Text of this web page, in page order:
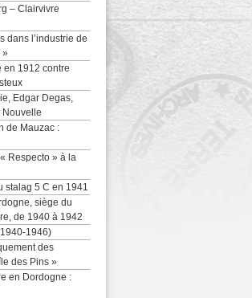
– Clairvivre
dans l’industrie de
»
en 1912 contre
Edgar Degas,
de Mauzac :
Respecto » à la
stalag 5 C en 1941
siège du
de 1940 à 1942
1946)
des
des Pins »
en Dordogne :